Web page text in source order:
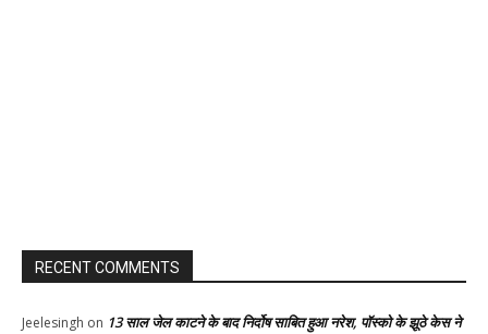
RECENT COMMENTS
Jeelesingh on 13 साल जेल काटने के बाद निर्दोष साबित हुआ नरेश, पॉस्को के झूठे केस ने